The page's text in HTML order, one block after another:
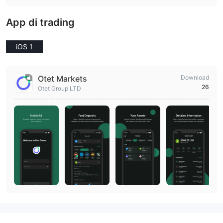
App di trading
iOS 1
Otet Markets
Otet Group LTD
Download
26